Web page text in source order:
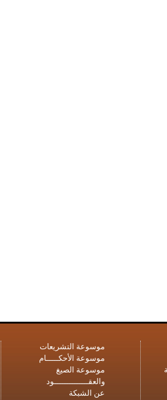
موسوعة التشريعات
موسوعة الأحكـــــام
موسوعة الصيغ
والعقــــــــــــــود
عن الشبكة